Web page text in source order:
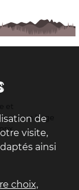
un large
de
visite,
ainsi
choix,